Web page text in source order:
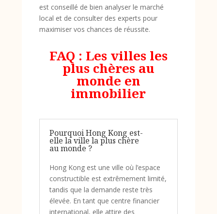
est conseillé de bien analyser le marché
local et de consulter des experts pour
maximiser vos chances de réussite.
FAQ : Les villes les
plus chères au
monde en
immobilier
Pourquoi Hong Kong est-
elle la ville la plus chère
au monde ?
Hong Kong est une ville où l’espace
constructible est extrêmement limité,
tandis que la demande reste très
élevée. En tant que centre financier
international, elle attire des